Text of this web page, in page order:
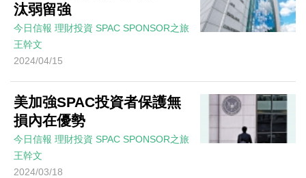
汰弱留強
今日信報 理財投資 SPAC SPONSOR之旅
王幹文
2024/04/15
美加強SPAC投資者保護無
損內在優勢
今日信報 理財投資 SPAC SPONSOR之旅
王幹文
2024/03/18